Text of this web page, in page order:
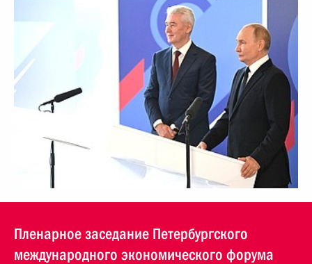
Пленарное заседание Петербургского
международного экономического форума